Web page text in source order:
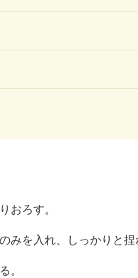
おろす。
みを入れ、しっかりと捏
。